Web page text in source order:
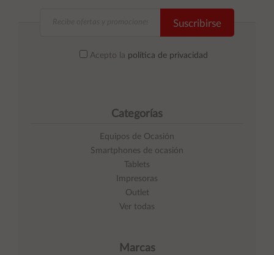
Suscribirse
Acepto la política de privacidad
Categorías
Equipos de Ocasión
Smartphones de ocasión
Tablets
Impresoras
Outlet
Ver todas
Marcas